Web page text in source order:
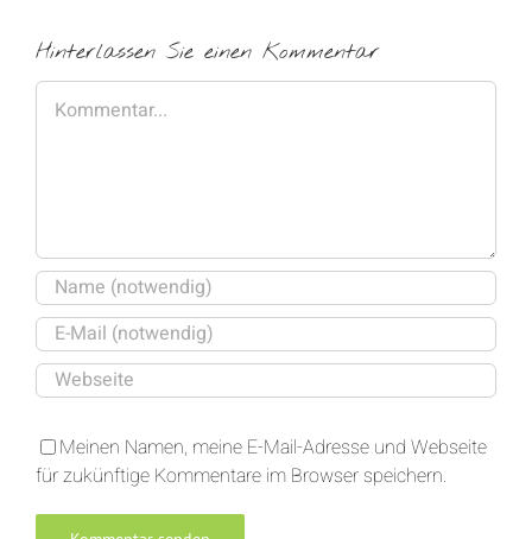
Hinterlassen Sie einen Kommentar
Kommentar
Meinen Namen, meine E-Mail-Adresse und Webseite
für zukünftige Kommentare im Browser speichern.